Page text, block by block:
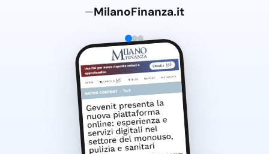
—MilanoFinanza.it